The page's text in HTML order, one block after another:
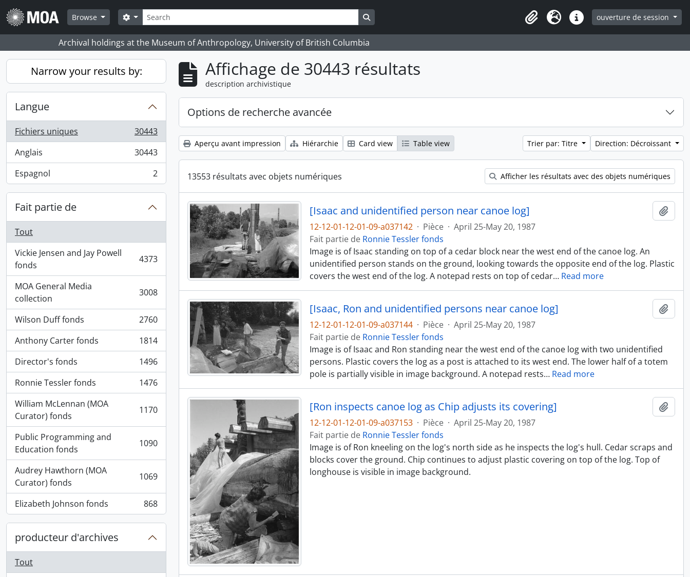
Skip to main content
Browse
Rechercher
Search options Search in browse page
ClipboardLangueLiens rapidesouverture de session
Archival holdings at the Museum of Anthropology, University of British Columbia
Narrow your results by:
Langue
Fichiers uniques
, 30443 résultats
30443
Anglais
, 30443 résultats
30443
Espagnol
, 2 résultats 2
Fait partie de
Tout
Vickie Jensen and Jay Powell
fonds
, 4373 résultats 4373
MOA General Media
collection
, 3008 résultats 3008
Wilson Duff fonds
, 2760 résultats
2760
Anthony Carter fonds
, 1814 résultats
1814
Director's fonds
, 1496 résultats
1496
Ronnie Tessler fonds
, 1476 résultats
1476
William McLennan (MOA
Curator) fonds
, 1170 résultats 1170
Public Programming and
Education fonds
, 1090 résultats 1090
Audrey Hawthorn (MOA
Curator) fonds
, 1069 résultats 1069
Elizabeth Johnson fonds
, 868 résultats 868
producteur d'archives
Tout
Affichage de 30443 résultats
description archivistique
Options de recherche avancée
Aperçu avant impression Hiérarchie Card view Table view Trier par: Titre Direction: Décroissant
13553 résultats avec objets numériques Afficher les résultats avec des objets numériques
[Isaac and unidentified person near canoe log]
12-12-01-12-01-09-a037142 · Pièce · April 25-May 20, 1987
Fait partie de Ronnie Tessler fonds
Image is of Isaac standing on top of a cedar block near the west end of the canoe log. An
unidentified person stands on the ground, looking towards the opposite end of the log. Plastic
covers the west end of the log. A notepad rests on top of cedar… Read more
[Isaac, Ron and unidentified persons near canoe log]
12-12-01-12-01-09-a037144 · Pièce · April 25-May 20, 1987
Fait partie de Ronnie Tessler fonds
Image is of Isaac and Ron standing near the west end of the canoe log with two unidentified
persons. Plastic covers the log as a post is attached to its west end. The lower half of a totem
pole is partially visible in image background. A notepad rests… Read more
[Ron inspects canoe log as Chip adjusts its covering]
12-12-01-12-01-09-a037153 · Pièce · April 25-May 20, 1987
Fait partie de Ronnie Tessler fonds
Image is of Ron kneeling on the log's north side as he inspects the log's hull. Cedar scraps and
blocks cover the ground. Chip continues to adjust plastic covering on top of the log. Top of
longhouse is visible in image background.